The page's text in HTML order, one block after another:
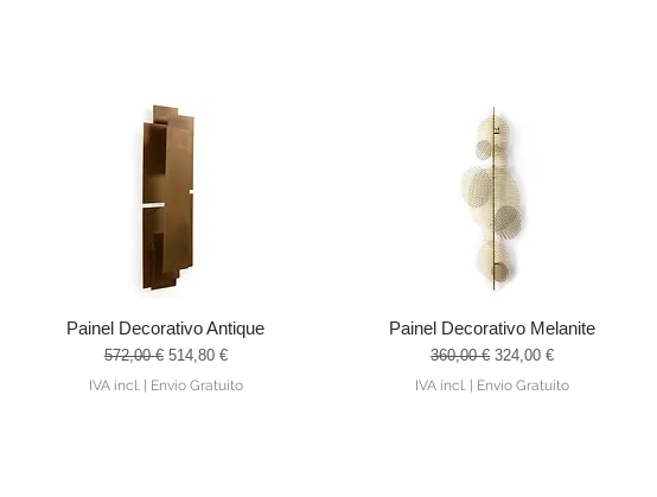
Visualização rápida
Painel Decorativo Antique
Preço normal
572,00 € Preço promocional
514,80 €
IVA incl.| Envio Gratuito
Visualização rápida
Painel Decorativo Melanite
Preço normal
360,00 € Preço promocional
324,00 €
IVA incl. Envio Gratuito